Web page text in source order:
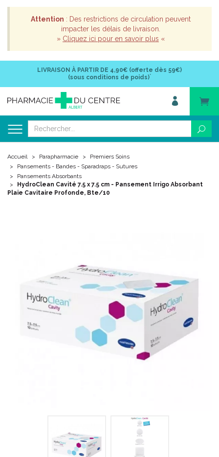
Attention : Des restrictions de circulation peuvent
impacter les délais de livraison.
» Cliquez ici pour en savoir plus «
LIVRAISON À PARTIR DE 4,90€ (offerte dès 59€)
(sous conditions de poids)*
Accueil Parapharmacie
Premiers Soins
Pansements - Bandes - Sparadraps - Sutures
Pansements Absorbants
HydroClean Cavité 7.5 x 7.5 cm - Pansement Irrigo Absorbant
Plaie Cavitaire Profonde, Bte/10